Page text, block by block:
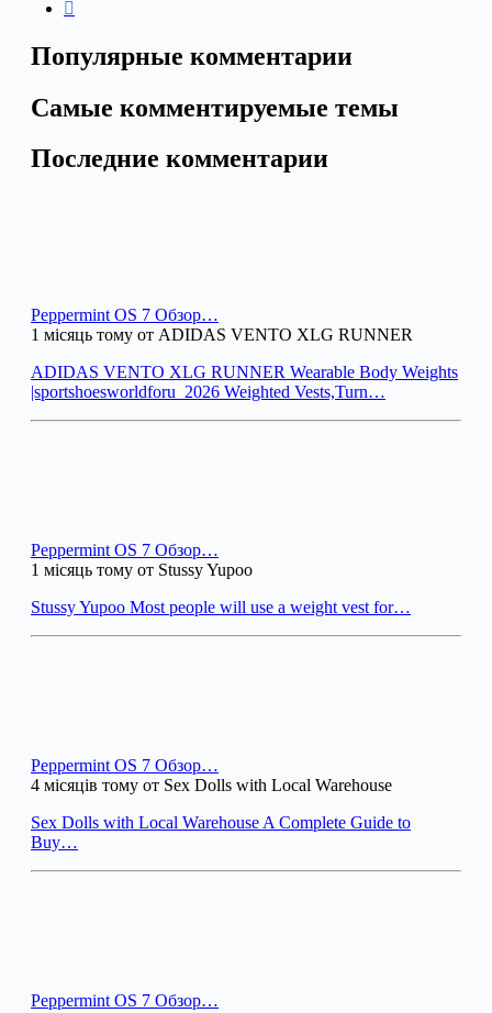
Популярные комментарии
Самые комментируемые темы
Последние комментарии
Peppermint OS 7 Обзор…
1 місяць тому от ADIDAS VENTO XLG RUNNER
ADIDAS VENTO XLG RUNNER Wearable Body Weights
|sportshoesworldforu_2026 Weighted Vests,Turn…
Peppermint OS 7 Обзор…
1 місяць тому от Stussy Yupoo
Stussy Yupoo Most people will use a weight vest for…
Peppermint OS 7 Обзор…
4 місяців тому от Sex Dolls with Local Warehouse
Sex Dolls with Local Warehouse A Complete Guide to
Buy…
Peppermint OS 7 Обзор…